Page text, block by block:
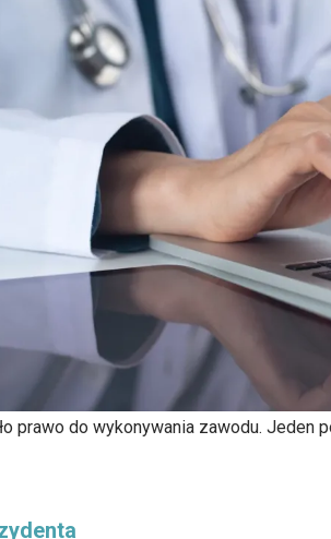
prawo do wykonywania zawodu. Jeden